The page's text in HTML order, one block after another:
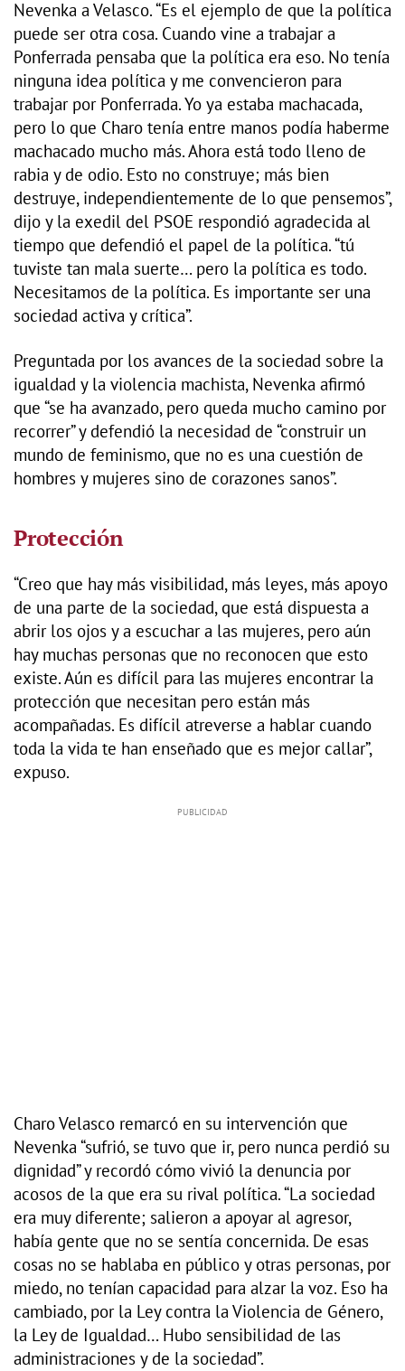
Nevenka a Velasco. “Es el ejemplo de que la política
puede ser otra cosa. Cuando vine a trabajar a
Ponferrada pensaba que la política era eso. No tenía
ninguna idea política y me convencieron para
trabajar por Ponferrada. Yo ya estaba machacada,
pero lo que Charo tenía entre manos podía haberme
machacado mucho más. Ahora está todo lleno de
rabia y de odio. Esto no construye; más bien
destruye, independientemente de lo que pensemos”,
dijo y la exedil del PSOE respondió agradecida al
tiempo que defendió el papel de la política. “tú
tuviste tan mala suerte… pero la política es todo.
Necesitamos de la política. Es importante ser una
sociedad activa y crítica”.
Preguntada por los avances de la sociedad sobre la
igualdad y la violencia machista, Nevenka afirmó
que “se ha avanzado, pero queda mucho camino por
recorrer” y defendió la necesidad de “construir un
mundo de feminismo, que no es una cuestión de
hombres y mujeres sino de corazones sanos”.
Protección
“Creo que hay más visibilidad, más leyes, más apoyo
de una parte de la sociedad, que está dispuesta a
abrir los ojos y a escuchar a las mujeres, pero aún
hay muchas personas que no reconocen que esto
existe. Aún es difícil para las mujeres encontrar la
protección que necesitan pero están más
acompañadas. Es difícil atreverse a hablar cuando
toda la vida te han enseñado que es mejor callar”,
expuso.
Charo Velasco remarcó en su intervención que
Nevenka “sufrió, se tuvo que ir, pero nunca perdió su
dignidad” y recordó cómo vivió la denuncia por
acosos de la que era su rival política. “La sociedad
era muy diferente; salieron a apoyar al agresor,
había gente que no se sentía concernida. De esas
cosas no se hablaba en público y otras personas, por
miedo, no tenían capacidad para alzar la voz. Eso ha
cambiado, por la Ley contra la Violencia de Género,
la Ley de Igualdad… Hubo sensibilidad de las
administraciones y de la sociedad”.